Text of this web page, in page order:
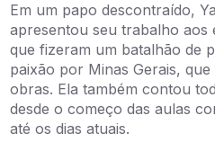
Em um papo descontraído,
apresentou seu trabalho aos
que fizeram um batalhão de
paixão por Minas Gerais,
obras. Ela também contou
desde o começo das aulas
até os dias atuais.